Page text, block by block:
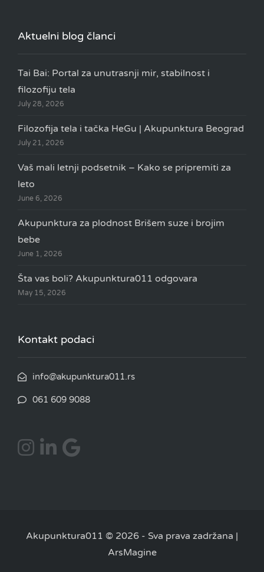
Aktuelni blog članci
Tai Bai: Portal za unutrasnji mir, stabilnost i
filozofiju tela
July 28, 2026
Filozofija tela i tačka HeGu | Akupunktura Beograd
July 21, 2026
Vaš mali letnji podsetnik – Kako se pripremiti za
leto
June 6, 2026
Akupunktura za plodnost Brišem suze i brojim
bebe
June 1, 2026
Šta vas boli? Akupunktura011 odgovara
May 15, 2026
Kontakt podaci
info@akupunktura011.rs
061 609 9088
Akupunktura011 © 2026 - Sva prava zadržana |
ArsMagine